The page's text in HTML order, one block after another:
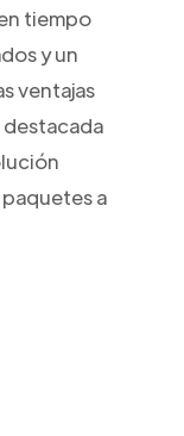
tiempo
y un
ventajas
destacada
a